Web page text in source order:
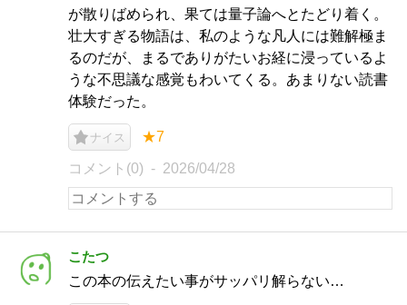
が散りばめられ、果ては量子論へとたどり着く。
壮大すぎる物語は、私のような凡人には難解極ま
るのだが、まるでありがたいお経に浸っているよ
うな不思議な感覚もわいてくる。あまりない読書
体験だった。
ナイス ★7
コメント(0) 2026/04/28
こたつ
この本の伝えたい事がサッパリ解らない…